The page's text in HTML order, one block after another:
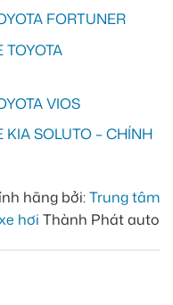
FORTUNER
TOYOTA
VIOS
SOLUTO – CHÍNH
hãng bởi:Trung tâm
hơi Thành Phát auto